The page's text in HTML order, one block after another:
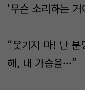
‘무슨 소리하는
“웃기지 마! 난 분
해, 내 가슴을···”